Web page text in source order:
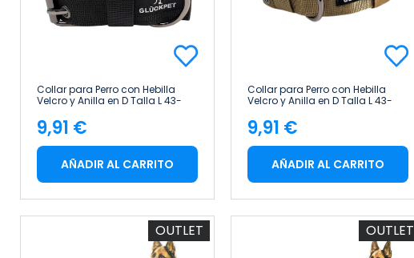
Collar para Perro con Hebilla
Velcro y Anilla en D Talla L 43-
Precio
9,91 €
AÑADIR AL CARRITO
Collar para Perro con Hebilla
Velcro y Anilla en D Talla L 43-
Precio
9,91 €
AÑADIR AL CARRITO
OUTLET OUTLET